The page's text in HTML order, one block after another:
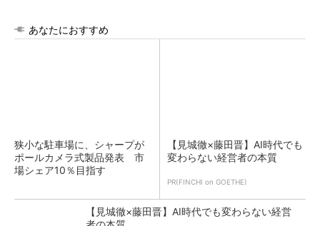
あなたにおすすめ
狭小な駐車場に、シャープが
ポールカメラ式製品発表 市
場シェア10％目指す
【見城徹×藤田晋】AI時代でも
変わらない経営者の本質
PR(FINCHI on GOETHE)
【見城徹×藤田晋】AI時代でも変わらない経営